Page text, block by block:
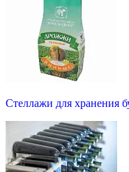
Стеллажи для хранения